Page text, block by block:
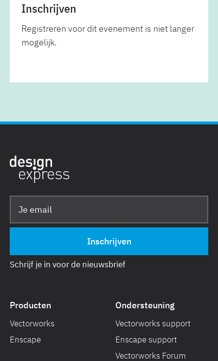
Inschrijven
Registreren voor dit evenement is niet langer
mogelijk.
Schrijf je in voor de nieuwsbrief
Producten
Vectorworks
Enscape
Ondersteuning
Vectorworks support
Enscape support
Vectorworks Forum